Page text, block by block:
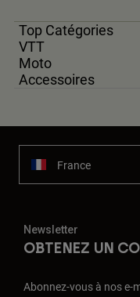
Top Catégories
VTT
Moto
Accessoires
France
Newsletter
OBTENEZ UN
Abonnez-vous à nos e-